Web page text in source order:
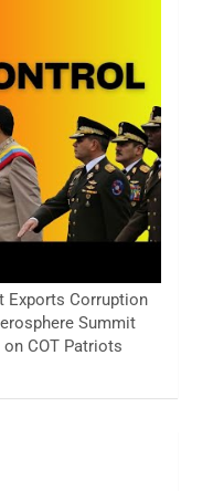
Exports Corruption
Summit
COT Patriots